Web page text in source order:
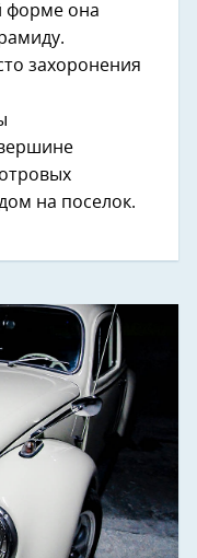
форме она
захоронения
на поселок.